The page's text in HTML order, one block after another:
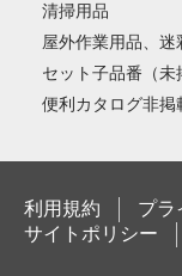
清掃用品
屋外作業用品、迷
セット子品番（未
便利カタログ非掲
利用規約
プラ
サイトポリシー